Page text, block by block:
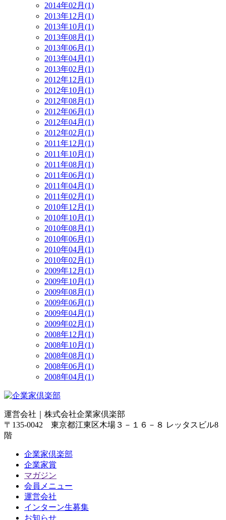
2014年02月(1)
2013年12月(1)
2013年10月(1)
2013年08月(1)
2013年06月(1)
2013年04月(1)
2013年02月(1)
2012年12月(1)
2012年10月(1)
2012年08月(1)
2012年06月(1)
2012年04月(1)
2012年02月(1)
2011年12月(1)
2011年10月(1)
2011年08月(1)
2011年06月(1)
2011年04月(1)
2011年02月(1)
2010年12月(1)
2010年10月(1)
2010年08月(1)
2010年06月(1)
2010年04月(1)
2010年02月(1)
2009年12月(1)
2009年10月(1)
2009年08月(1)
2009年06月(1)
2009年04月(1)
2009年02月(1)
2008年12月(1)
2008年10月(1)
2008年08月(1)
2008年06月(1)
2008年04月(1)
運営会社｜ 株式会社企業家倶楽部
〒135-0042 東京都江東区木場３－１６－８ レッタスビル8
階
企業家倶楽部
企業家賞
マガジン
会員メニュー
運営会社
インターン生募集
お知らせ